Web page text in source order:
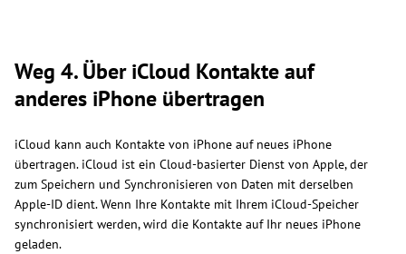
Weg 4. Über iCloud Kontakte auf
anderes iPhone übertragen
iCloud kann auch Kontakte von iPhone auf neues iPhone
übertragen. iCloud ist ein Cloud-basierter Dienst von Apple, der
zum Speichern und Synchronisieren von Daten mit derselben
Apple-ID dient. Wenn Ihre Kontakte mit Ihrem iCloud-Speicher
synchronisiert werden, wird die Kontakte auf Ihr neues iPhone
geladen.